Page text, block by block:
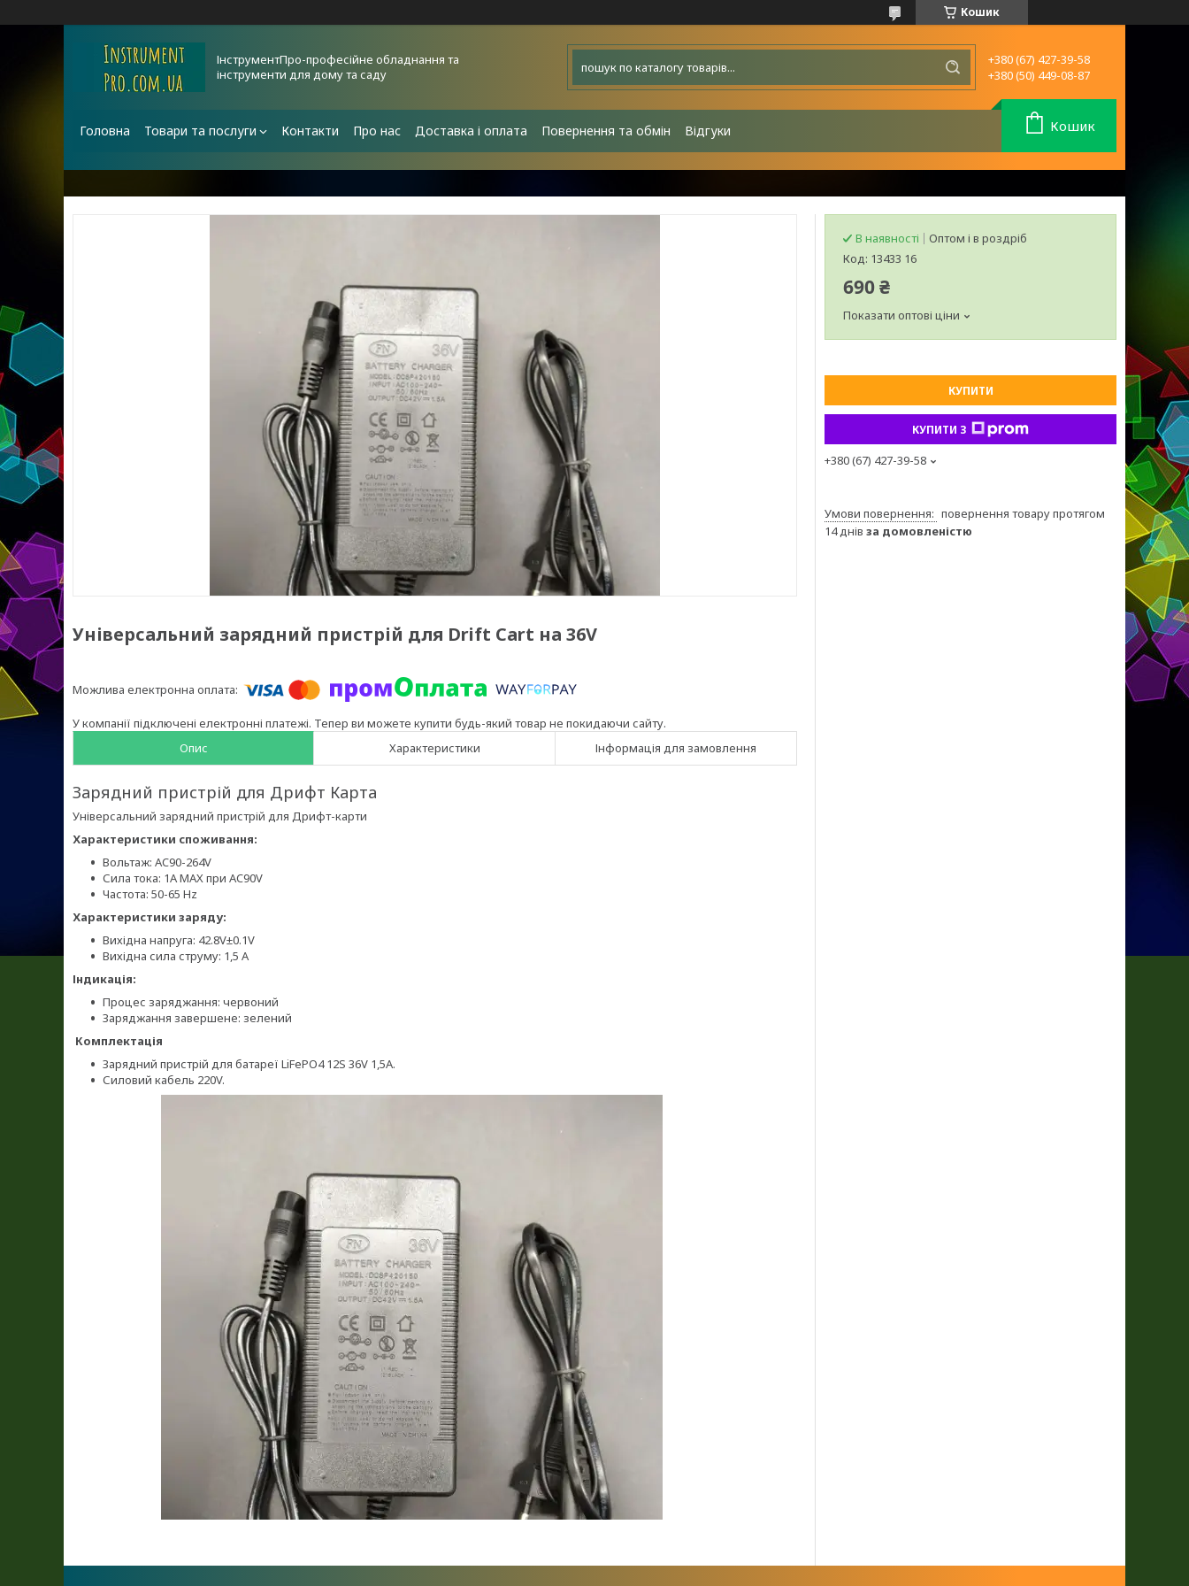
Кошик
ІнструментПро-професійне обладнання та
інструменти для дому та саду
+380 (67) 427-39-58
+380 (50) 449-08-87
Головна Товари та послуги Контакти Про нас Доставка і оплата Повернення та обмін Відгуки Кошик
Універсальний зарядний пристрій для Drift Cart на 36V
У компанії підключені електронні платежі. Тепер ви можете купити будь-який товар не покидаючи сайту.
Опис
Характеристики Інформація для замовлення
Зарядний пристрій для Дрифт Карта
Універсальний зарядний пристрій для Дрифт-карти
Характеристики споживання:
Вольтаж: AC90-264V
Сила тока: 1A MAX при AC90V
Частота: 50-65 Hz
Характеристики заряду:
Вихідна напруга: 42.8V±0.1V
Вихідна сила струму: 1,5 А
Індикація:
Процес заряджання: червоний
Заряджання завершене: зелений
Комплектація
Зарядний пристрій для батареї LiFePO4 12S 36V 1,5A.
Силовий кабель 220V.
В наявності
Оптом і в роздріб
Код: 13433 16
690 ₴
Показати оптові ціни
КУПИТИ
КУПИТИ З
+380 (67) 427-39-58
повернення товару протягом
14 днів за домовленістю